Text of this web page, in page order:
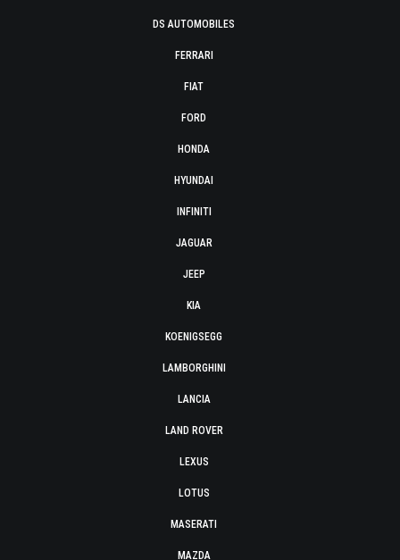
DS AUTOMOBILES
FERRARI
FIAT
FORD
HONDA
HYUNDAI
INFINITI
JAGUAR
JEEP
KIA
KOENIGSEGG
LAMBORGHINI
LANCIA
LAND ROVER
LEXUS
LOTUS
MASERATI
MAZDA